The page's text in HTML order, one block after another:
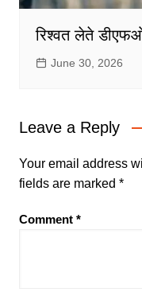
रिश्वत लेते डीएफओ
June 30, 2026
Leave a Reply
Your email address
fields are marked *
Comment *